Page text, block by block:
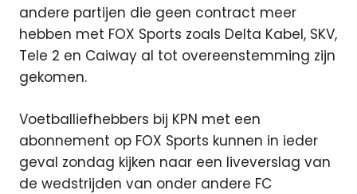
andere partijen die geen contract meer
hebben met FOX Sports zoals Delta Kabel, SKV,
Tele 2 en Caiway al tot overeenstemming zijn
gekomen.
Voetballiefhebbers bij KPN met een
abonnement op FOX Sports kunnen in ieder
geval zondag kijken naar een liveverslag van
de wedstrijden van onder andere FC